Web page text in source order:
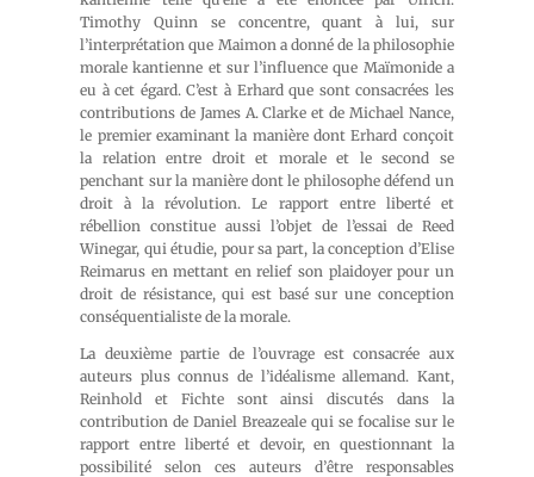
Timothy Quinn se concentre, quant à lui, sur
l’interprétation que Maimon a donné de la philosophie
morale kantienne et sur l’influence que Maïmonide a
eu à cet égard. C’est à Erhard que sont consacrées les
contributions de James A. Clarke et de Michael Nance,
le premier examinant la manière dont Erhard conçoit
la relation entre droit et morale et le second se
penchant sur la manière dont le philosophe défend un
droit à la révolution. Le rapport entre liberté et
rébellion constitue aussi l’objet de l’essai de Reed
Winegar, qui étudie, pour sa part, la conception d’Elise
Reimarus en mettant en relief son plaidoyer pour un
droit de résistance, qui est basé sur une conception
conséquentialiste de la morale.
La deuxième partie de l’ouvrage est consacrée aux
auteurs plus connus de l’idéalisme allemand. Kant,
Reinhold et Fichte sont ainsi discutés dans la
contribution de Daniel Breazeale qui se focalise sur le
rapport entre liberté et devoir, en questionnant la
possibilité selon ces auteurs d’être responsables